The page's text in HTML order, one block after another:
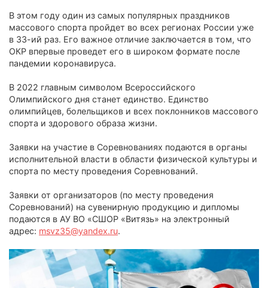
В этом году один из самых популярных праздников
массового спорта пройдет во всех регионах России уже
в 33-ий раз. Его важное отличие заключается в том, что
ОКР впервые проведет его в широком формате после
пандемии коронавируса.
В 2022 главным символом Всероссийского
Олимпийского дня станет единство. Единство
олимпийцев, болельщиков и всех поклонников массового
спорта и здорового образа жизни.
Заявки на участие в Соревнованиях подаются в органы
исполнительной власти в области физической культуры и
спорта по месту проведения Соревнований.
Заявки от организаторов (по месту проведения
Соревнований) на сувенирную продукцию и дипломы
подаются в АУ ВО «СШОР «Витязь» на электронный
адрес: msvz35@yandex.ru.